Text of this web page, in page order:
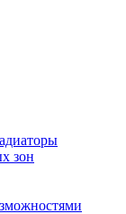
зон